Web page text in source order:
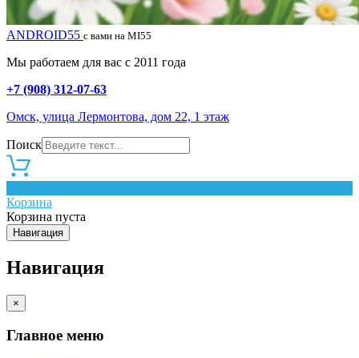
ANDROID55 с вами на MI55
Мы работаем для вас с 2011 года
+7 (908) 312-07-63
Омск, улица Лермонтова, дом 22, 1 этаж
Поиск
Корзина
Корзина пуста
Навигация
Навигация
×
Главное меню